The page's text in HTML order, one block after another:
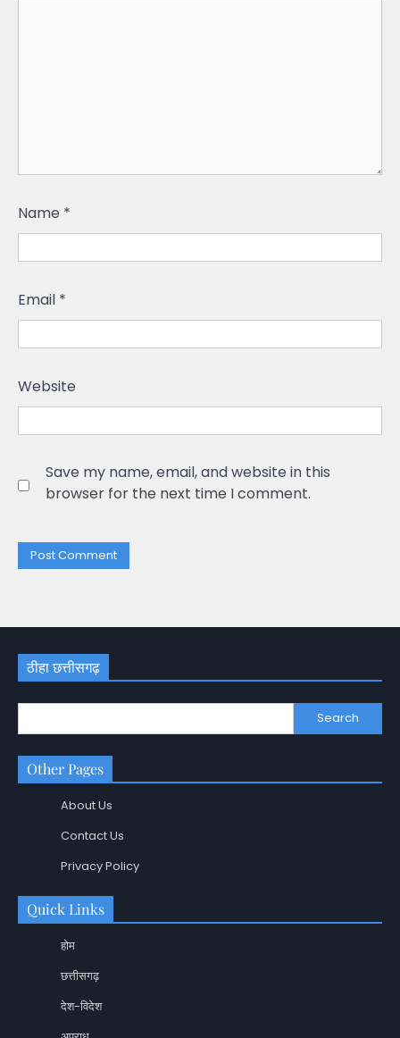
Name *
Email *
Website
Save my name, email, and website in this
browser for the next time I comment.
ठीहा छत्तीसगढ़
Search
Other Pages
About Us
Contact Us
Privacy Policy
Quick Links
होम
छत्तीसगढ़
देश-विदेश